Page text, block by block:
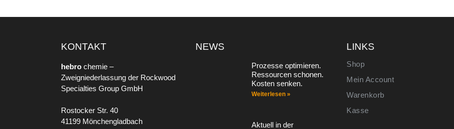
KONTAKT
hebro chemie –
Zweigniederlassung der Rockwood
Specialties Group GmbH
Rostocker Str. 40
41199 Mönchengladbach
NEWS
Prozesse optimieren.
Ressourcen schonen.
Kosten senken.
Weiterlesen »
Aktuell in der
LINKS
Shop
Mein Account
Warenkorb
Kasse